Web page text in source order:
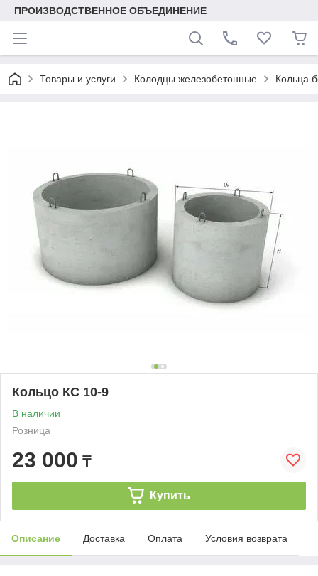
ПРОИЗВОДСТВЕННОЕ ОБЪЕДИНЕНИЕ
Товары и услуги Колодцы железобетонные Кольца
Кольцо КС 10-9
В наличии
Розница
23 000 ₸
Купить
Описание Доставка Оплата Условия возврата